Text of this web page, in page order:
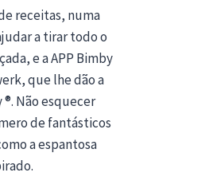
receitas, numa
a tirar todo o
e a APP Bimby
que lhe dão a
Não esquecer
de fantásticos
a espantosa